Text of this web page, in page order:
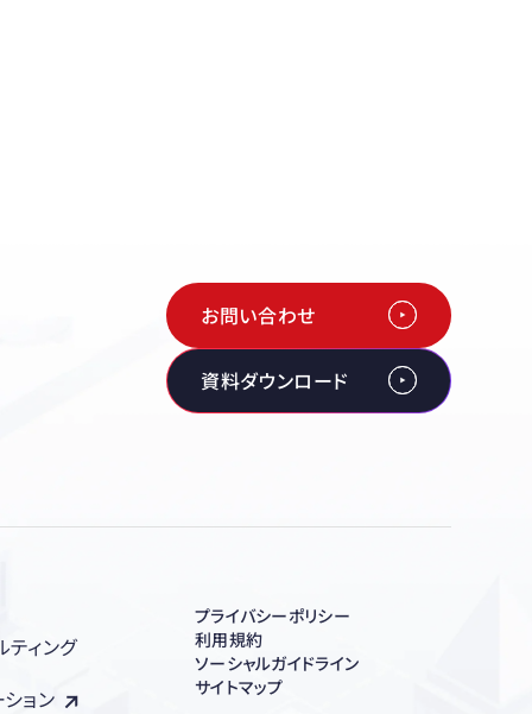
お問い合わせ
資料ダウンロード
ィング
ョン
プライバシーポリシー
利用規約
ソーシャルガイドライン
サイトマップ